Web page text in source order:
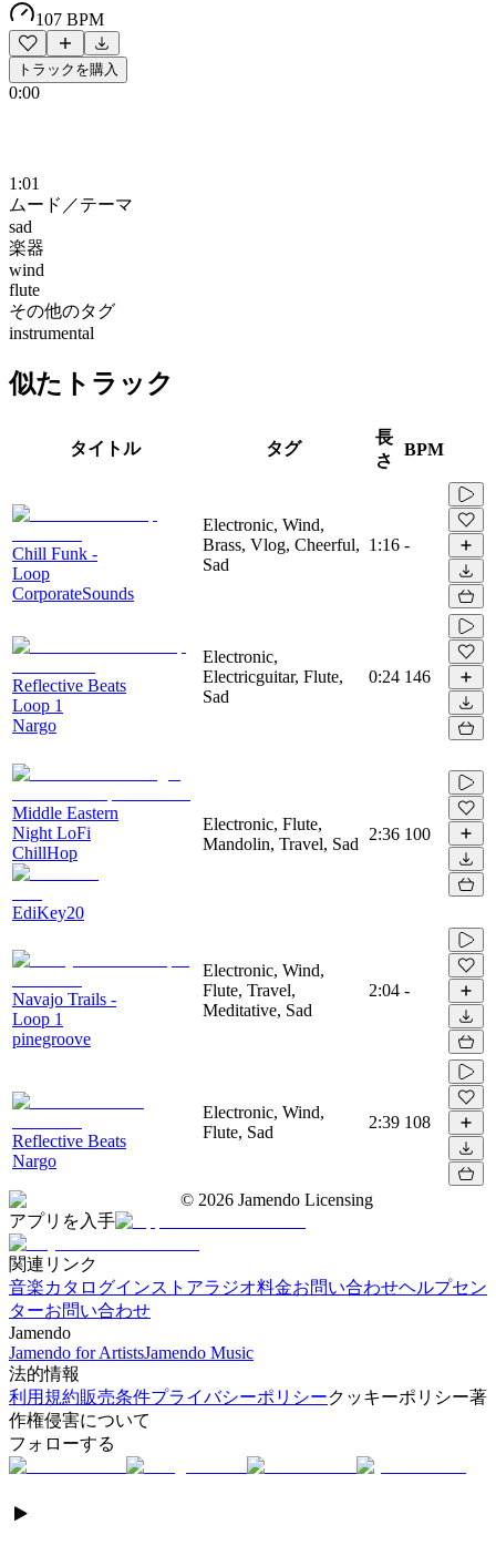
107 BPM
トラックを購入
0:00
1:01
ムード／テーマ
sad
楽器
wind
flute
その他のタグ
instrumental
似たトラック
タイトル タグ
長
さ
BPM
Chill Funk -
Loop
CorporateSounds
Electronic, Wind,
Brass, Vlog, Cheerful,
Sad
1:16 -
Reflective Beats
Loop 1
Nargo
Electronic,
Electricguitar, Flute,
Sad
0:24 146
Middle Eastern
Night LoFi
ChillHop
EdiKey20
Electronic, Flute,
Mandolin, Travel, Sad
2:36 100
Navajo Trails -
Loop 1
pinegroove
Electronic, Wind,
Flute, Travel,
Meditative, Sad
2:04 -
Reflective Beats
Nargo
Electronic, Wind,
Flute, Sad
2:39 108
© 2026 Jamendo Licensing
アプリを入手
関連リンク
音楽カタログインストアラジオ料金お問い合わせヘルプセン
ターお問い合わせ
Jamendo
Jamendo for ArtistsJamendo Music
法的情報
利用規約販売条件プライバシーポリシークッキーポリシー著
作権侵害について
フォローする